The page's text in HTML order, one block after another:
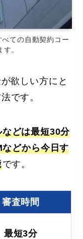
ての自動契約コー
。
欲しい方にと
です。
どは最短30分
どから今日す
です。
審査時間
最短3分